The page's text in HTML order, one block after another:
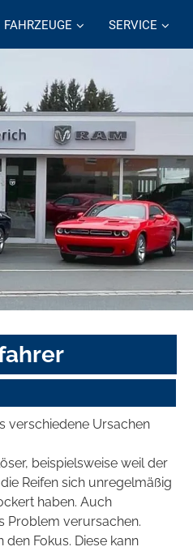
FAHRZEUGE SERVICE
verschiedene Ursachen
beispielsweise weil der
Reifen sich unregelmäßig
haben. Auch
Problem verursachen.
Fokus. Diese kann